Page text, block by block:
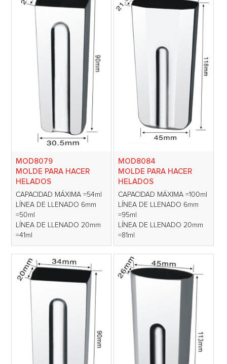
MOD8079
MOLDE PARA HACER
HELADOS
CAPACIDAD MÁXIMA =54ml
LÍNEA DE LLENADO 6mm
=50ml
LÍNEA DE LLENADO 20mm
=41ml
MOD8084
MOLDE PARA HACER
HELADOS
CAPACIDAD MÁXIMA =100ml
LÍNEA DE LLENADO 6mm
=95ml
LÍNEA DE LLENADO 20mm
=81ml